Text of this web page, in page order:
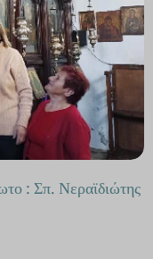
: Σπ. Νεραϊδιώτης